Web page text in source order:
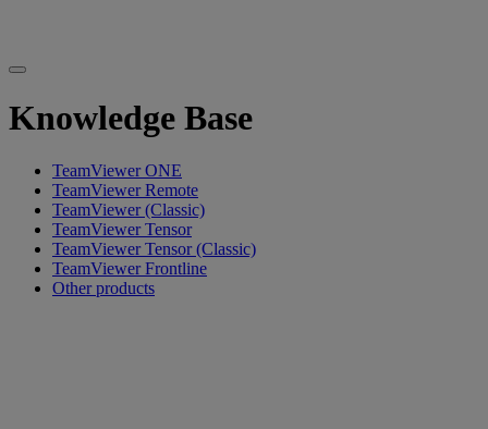
Knowledge Base
TeamViewer ONE
TeamViewer Remote
TeamViewer (Classic)
TeamViewer Tensor
TeamViewer Tensor (Classic)
TeamViewer Frontline
Other products